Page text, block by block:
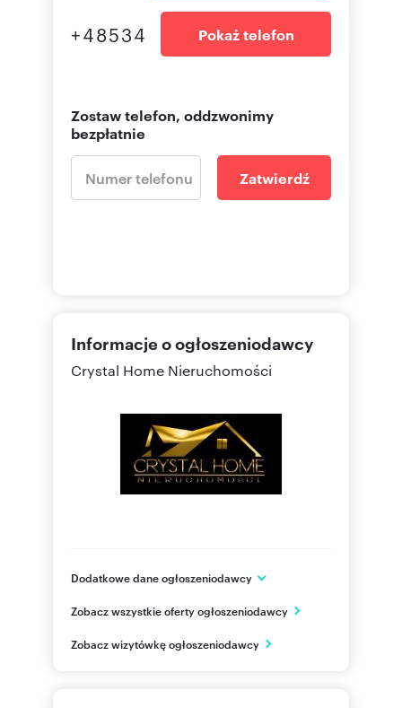
+48534 Pokaż telefon
Zostaw telefon, oddzwonimy
bezpłatnie
Zatwierdź
Informacje o ogłoszeniodawcy
Crystal Home Nieruchomości
Dodatkowe dane ogłoszeniodawcy
Świdnica
PL
Zobacz wszystkie oferty ogłoszeniodawcy
Zobacz wizytówkę ogłoszeniodawcy